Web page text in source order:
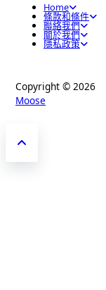
Home
條款和條件
聯絡我們
關於我們
隱私政策
Copyright © 2026
Moose